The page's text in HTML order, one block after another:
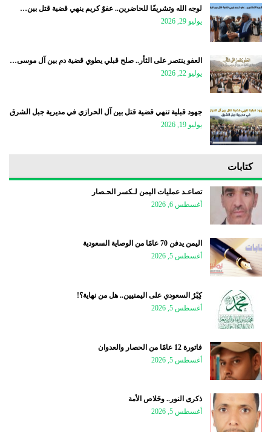
لوجه الله وتشريفًا للحاضرين.. عفوٌ كريم ينهي قضية قتل بين…
يوليو 29, 2026
العفو ينتصر على الثأر.. صلح قبلي يطوي قضية دم بين آل موسى…
يوليو 22, 2026
جهود قبلية تنهي قضية قتل بين آل الحرازي في مديرية جبل الشرق
يوليو 19, 2026
كتابات
تصاعـد عمليات اليمن لـكسر الحـصار
أغسطس 6, 2026
اليمن يدفن 70 عامًا من الوصاية السعودية
أغسطس 5, 2026
كِبْرُ السعودي على اليمنيين.. هل من نهاية؟!
أغسطس 5, 2026
فاتورة 12 عامًا من الحصار والعدوان
أغسطس 5, 2026
ذكرى النور.. وخَلاص الأمة
أغسطس 5, 2026